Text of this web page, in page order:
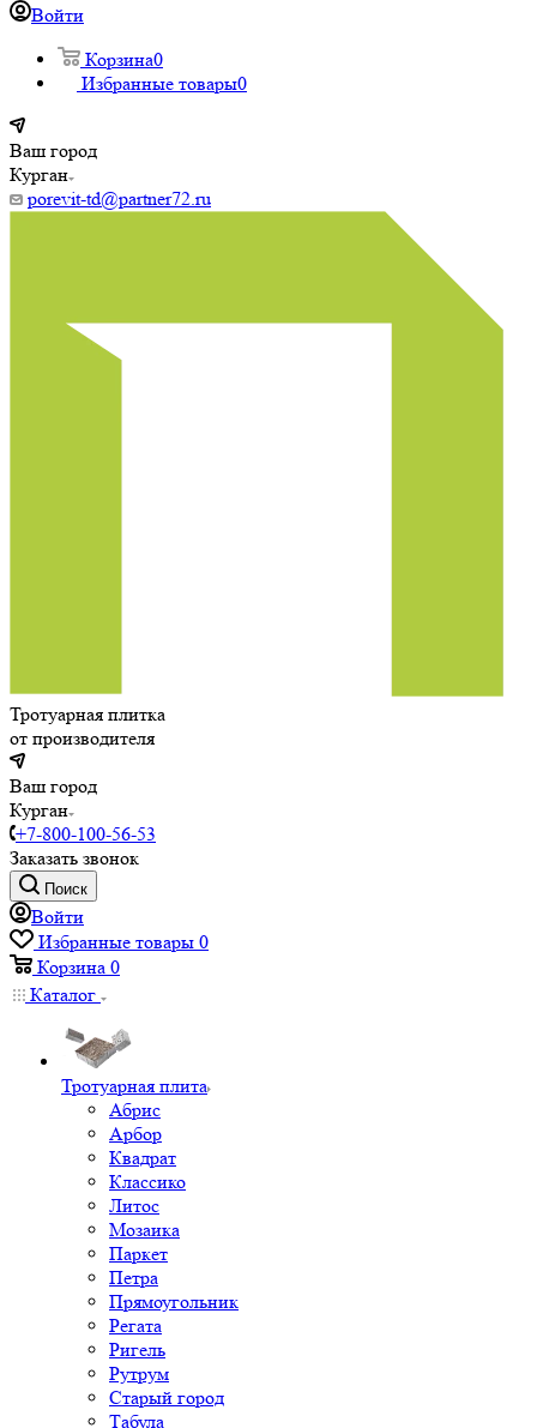
Войти
Корзина0
Избранные товары0
Ваш город
Курган
porevit-td@partner72.ru
Тротуарная плитка
от производителя
Ваш город
Курган
+7-800-100-56-53
Заказать звонок
Поиск
Войти
Избранные товары 0
Корзина 0
Каталог
Тротуарная плита
Абрис
Арбор
Квадрат
Классико
Литос
Мозаика
Паркет
Петра
Прямоугольник
Регата
Ригель
Рутрум
Старый город
Табула